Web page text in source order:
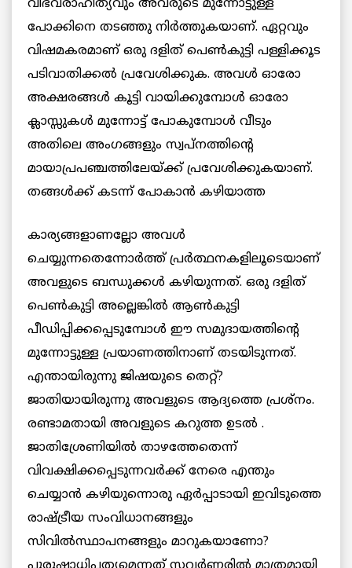
വിഭവരാഹിത്യവും അവരുടെ മുന്നോട്ടുള്ള
പോക്കിനെ തടഞ്ഞു നിര്‍ത്തുകയാണ്. ഏറ്റവും
വിഷമകരമാണ് ഒരു ദളിത് പെണ്‍കുട്ടി പള്ളിക്കൂട
പടിവാതിക്കല്‍ പ്രവേശിക്കുക. അവള്‍ ഓരോ
അക്ഷരങ്ങള്‍ കൂട്ടി വായിക്കുമ്പോള്‍ ഓരോ
ക്ലാസ്സുകള്‍ മുന്നോട്ട് പോകുമ്പോള്‍ വീടും
അതിലെ അംഗങ്ങളും സ്വപ്നത്തിന്റെ
മായാപ്രപഞ്ചത്തിലേയ്ക്ക് പ്രവേശിക്കുകയാണ്.
തങ്ങള്‍ക്ക് കടന്ന് പോകാന്‍ കഴിയാത്ത
കാര്യങ്ങളാണല്ലോ അവള്‍
ചെയ്യുന്നതെന്നോര്‍ത്ത് പ്രര്‍ത്ഥനകളിലൂടെയാണ്
അവളുടെ ബന്ധുക്കള്‍ കഴിയുന്നത്. ഒരു ദളിത്
പെണ്‍കുട്ടി അല്ലെങ്കില്‍ ആണ്‍കുട്ടി
പീഡിപ്പിക്കപ്പെടുമ്പോള്‍ ഈ സമുദായത്തിന്റെ
മുന്നോട്ടുള്ള പ്രയാണത്തിനാണ് തടയിടുന്നത്.
എന്തായിരുന്നു ജിഷയുടെ തെറ്റ്?
ജാതിയായിരുന്നു അവളുടെ ആദ്യത്തെ പ്രശ്‌നം.
രണ്ടാമതായി അവളുടെ കറുത്ത ഉടല്‍ .
ജാതിശ്രേണിയില്‍ താഴത്തേതെന്ന്
വിവക്ഷിക്കപ്പെടുന്നവര്‍ക്ക് നേരെ എന്തും
ചെയ്യാന്‍ കഴിയുന്നൊരു ഏര്‍പ്പാടായി ഇവിടുത്തെ
രാഷ്ട്രീയ സംവിധാനങ്ങളും
സിവില്‍സ്ഥാപനങ്ങളും മാറുകയാണോ?